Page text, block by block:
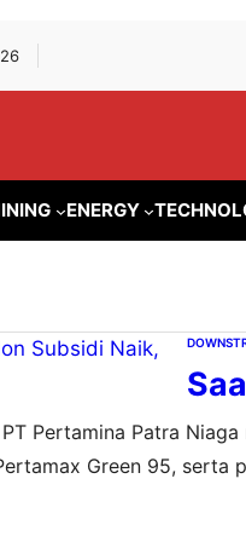
ENERGY
Pertamina Patra
Green 95,
Penyesuaian…